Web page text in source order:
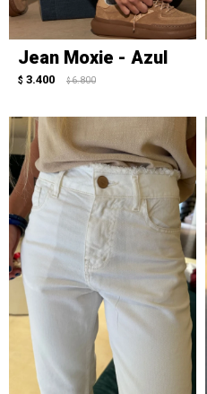
Jean Moxie - Azul
$ 3.400 $ 6.800